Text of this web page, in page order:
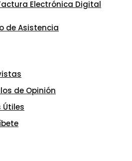
Electrónica Digital
de Asistencia
de Opinión
Útiles